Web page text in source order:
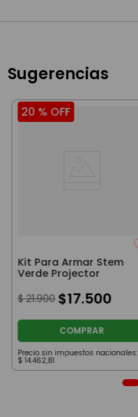
Sugerencias
20 % OFF
Kit Para Armar Stem
Verde Projector
$ 21.900 $17.500
COMPRAR
Precio sin impuestos nacionales:
$ 14.462,81